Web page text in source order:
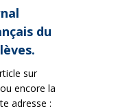
du
sur
encore la
adresse :